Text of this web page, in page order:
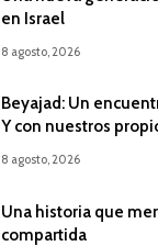
en Israel
8 agosto, 2026
Beyajad: Un
Y con nuestros
8 agosto, 2026
Una historia que
compartida